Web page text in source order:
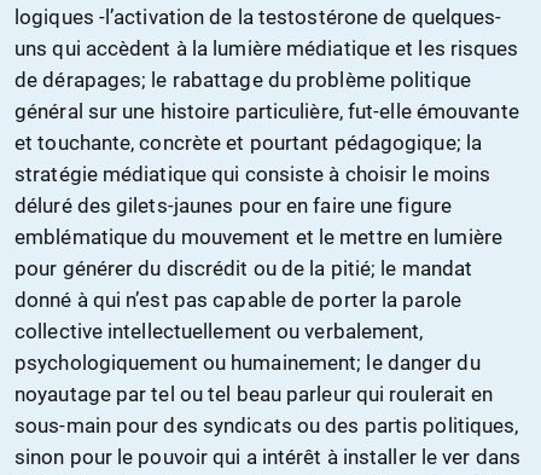
logiques -l’activation de la testostérone de quelques-
uns qui accèdent à la lumière médiatique et les risques
de dérapages; le rabattage du problème politique
général sur une histoire particulière, fut-elle émouvante
et touchante, concrète et pourtant pédagogique; la
stratégie médiatique qui consiste à choisir le moins
déluré des gilets-jaunes pour en faire une figure
emblématique du mouvement et le mettre en lumière
pour générer du discrédit ou de la pitié; le mandat
donné à qui n’est pas capable de porter la parole
collective intellectuellement ou verbalement,
psychologiquement ou humainement; le danger du
noyautage par tel ou tel beau parleur qui roulerait en
sous-main pour des syndicats ou des partis politiques,
sinon pour le pouvoir qui a intérêt à installer le ver dans